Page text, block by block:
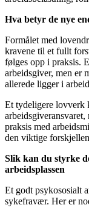
Hva betyr de nye
Formålet med
kravene til et fullt
følges opp i praksis.
arbeidsgiver, men er
allerede ligger i
Et tydeligere lovverk
arbeidsgiveransvaret,
praksis med
den viktige
Slik kan du styrke
arbeidsplassen
Et godt psykososialt
sykefravær. Her er